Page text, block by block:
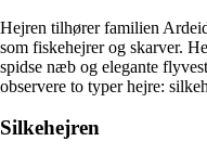
Hejren tilhører familien
som fiskehejrer og skarver.
spidse næb og elegante
observere to typer hejre:
Silkehejren